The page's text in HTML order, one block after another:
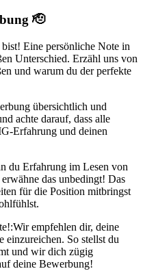
🫡
Eine persönliche Note in
Unterschied. Erzähl uns von
und warum du der perfekte
übersichtlich und
achte darauf, dass alle
Erfahrung und deinen
du Erfahrung im Lesen von
das unbedingt! Das
für die Position mitbringst
Wir empfehlen dir, deine
einzureichen. So stellst du
und wir dich zügig
deine Bewerbung!